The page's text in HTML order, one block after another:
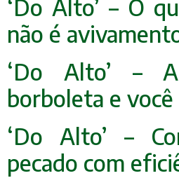
‘Do Alto’ – O
não é
‘Do Alto’ –
borboleta e você
‘Do Alto’ –
pecado com